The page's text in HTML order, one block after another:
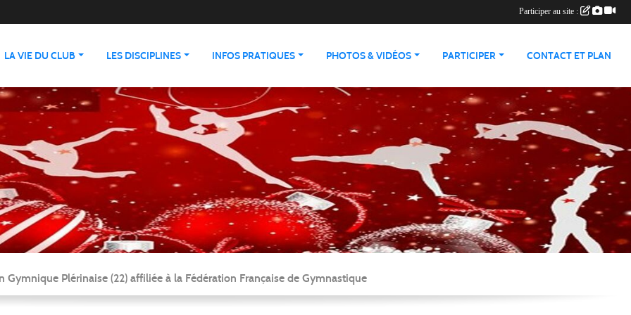
LA VIE DU CLUB LES DISCIPLINES INFOS PRATIQUES PHOTOS & VIDÉOS PARTICIPER CONTACT ET PLAN
Gymnique Plérinaise (22) affiliée à la Fédération Française de Gymnastique
Participer au site :